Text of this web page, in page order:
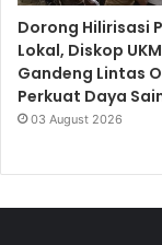
Dorong Hilirisasi
Lokal, Diskop
Gandeng Lintas
Perkuat Daya
03 August 2026